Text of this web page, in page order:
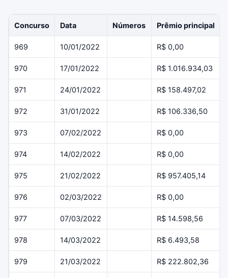
Concurso Data Números Prêmio principal
969 10/01/2022 R$ 0,00
970 17/01/2022 R$ 1.016.934,03
971 24/01/2022 R$ 158.497,02
972 31/01/2022 R$ 106.336,50
973 07/02/2022 R$ 0,00
974 14/02/2022 R$ 0,00
975 21/02/2022 R$ 957.405,14
976 02/03/2022 R$ 0,00
977 07/03/2022 R$ 14.598,56
978 14/03/2022 R$ 6.493,58
979 21/03/2022 R$ 222.802,36